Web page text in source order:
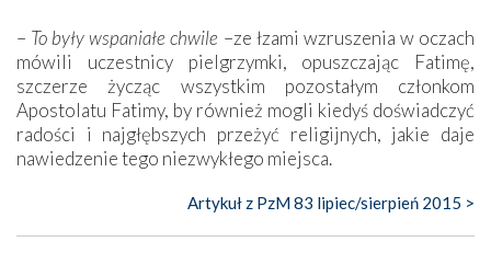
– To były wspaniałe chwile –ze łzami wzruszenia w oczach
mówili uczestnicy pielgrzymki, opuszczając Fatimę,
szczerze życząc wszystkim pozostałym członkom
Apostolatu Fatimy, by również mogli kiedyś doświadczyć
radości i najgłębszych przeżyć religijnych, jakie daje
nawiedzenie tego niezwykłego miejsca.
Artykuł z PzM 83 lipiec/sierpień 2015 >